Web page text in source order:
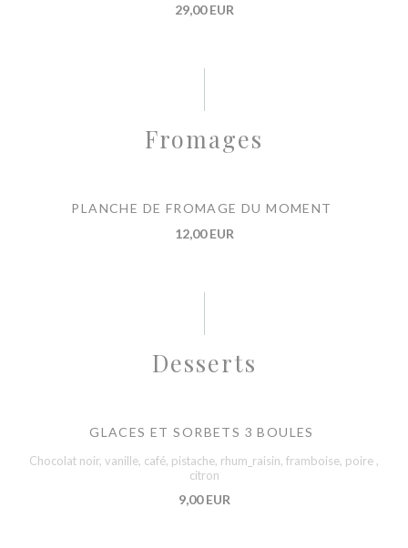
29,00 EUR
Fromages
PLANCHE DE FROMAGE DU MOMENT
12,00 EUR
Desserts
GLACES ET SORBETS 3 BOULES
Chocolat noir, vanille, café, pistache, rhum_raisin, framboise, poire ,
citron
9,00 EUR